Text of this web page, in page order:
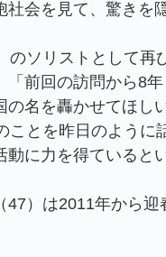
会を見て、驚きを
ソリストとして再
前回の訪問から8
名を轟かせてほし
とを昨日のように
に力を得ていると
）は2011年から